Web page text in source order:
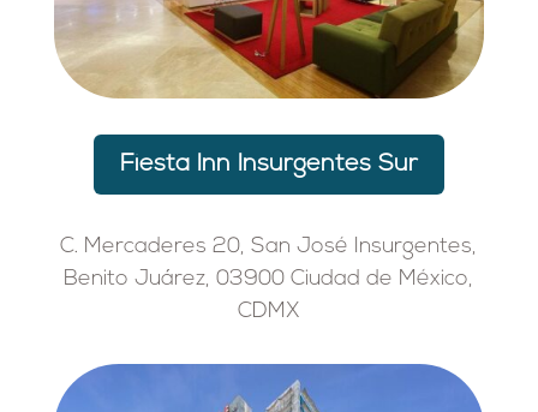
Fiesta Inn Insurgentes Sur
C. Mercaderes 20, San José Insurgentes,
Benito Juárez, 03900 Ciudad de México,
CDMX